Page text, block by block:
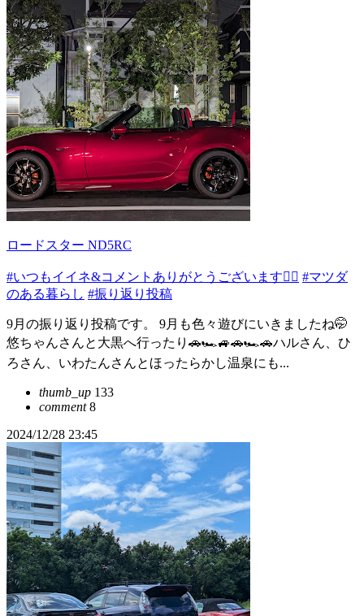
ロードスター ND5RC
#いつもイイネ&コメントありがとうございます🙇‍♂️ #マツダ
のある暮らし #振り返り投稿
9月の振り返り投稿です。 9月も色々遊びにいきましたね🤭
悠ちゃんさんと大黒へ行ったり🚗🏎️🚙🚗🏎️🚗ハルさん、ひ
ろさん、いわたんさんとほったらかし温泉にも...
thumb_up 133
comment8
2024/12/28 23:45